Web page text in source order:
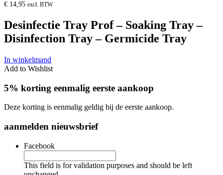
€ 14,95 excl. BTW
Desinfectie Tray Prof – Soaking Tray –
Disinfection Tray – Germicide Tray
In winkelmand
Add to Wishlist
5% korting eenmalig eerste aankoop
Deze korting is eenmalig geldig bij de eerste aankoop.
aanmelden nieuwsbrief
Facebook
This field is for validation purposes and should be left